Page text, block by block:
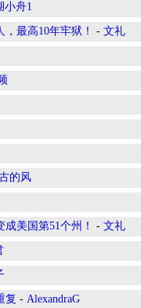
小舟1
最高10年牢狱！ - 文礼
的风
美国第51个州！ - 文礼
复 - AlexandraG